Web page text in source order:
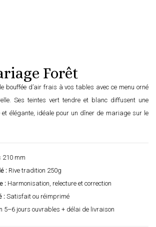
Forêt
bouffée d’air frais à vos tables avec ce menu orné
Ses teintes vert tendre et blanc diffusent une
et élégante, idéale pour un dîner de mariage sur le
210 mm
: Rive tradition 250g
: Harmonisation, relecture et correction
: Satisfait ou réimprimé
5–6 jours ouvrables + délai de livraison